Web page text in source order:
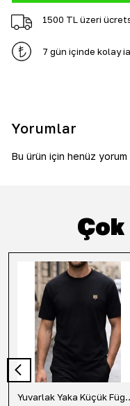
1500 TL üzeri
7 gün içinde kolay
Yorumlar
Bu ürün için henüz yorum
Yuvarlak Yaka